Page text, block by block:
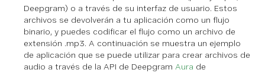
Deepgram) o a través de su interfaz de usuario. Estos
archivos se devolverán a tu aplicación como un flujo
binario, y puedes codificar el flujo como un archivo de
extensión .mp3. A continuación se muestra un ejemplo
de aplicación que se puede utilizar para crear archivos de
audio a través de la API de Deepgram Aura de